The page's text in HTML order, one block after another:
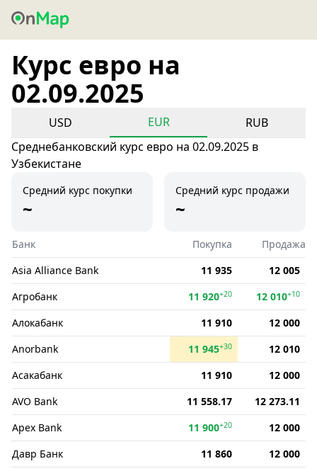
Курс евро на
02.09.2025
USD EUR
RUB
Среднебанковский курс евро на 02.09.2025 в
Узбекистане
Средний курс покупки
~
Средний курс продажи
~
Банк Покупка
Продажа
Asia Alliance Bank
11 935
12 005
Агробанк
11 920+20 12 010+10
Алокабанк 11 910
12 000
Anorbank
11 945+30
12 010
Асакабанк
11 910
12 000
AVO Bank
11 558.17
12 273.11
Apex Bank
11 900+20
12 000
Давр Банк
11 860
12 000